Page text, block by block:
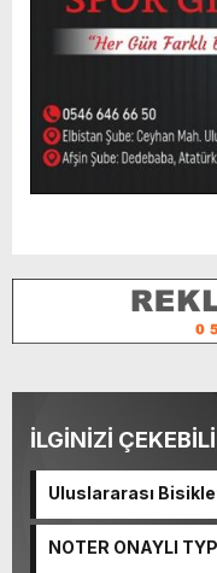
İLGİNİZİ
Uluslararası
NOTER ONAYLI